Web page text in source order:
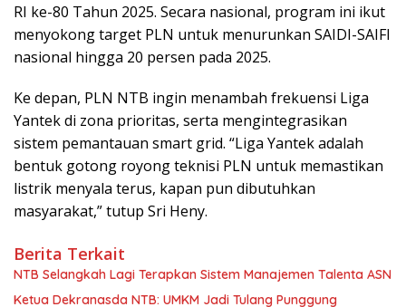
RI ke-80 Tahun 2025. Secara nasional, program ini ikut
menyokong target PLN untuk menurunkan SAIDI-SAIFI
nasional hingga 20 persen pada 2025.
Ke depan, PLN NTB ingin menambah frekuensi Liga
Yantek di zona prioritas, serta mengintegrasikan
sistem pemantauan smart grid. “Liga Yantek adalah
bentuk gotong royong teknisi PLN untuk memastikan
listrik menyala terus, kapan pun dibutuhkan
masyarakat,” tutup Sri Heny.
Berita Terkait
NTB Selangkah Lagi Terapkan Sistem Manajemen Talenta ASN
Ketua Dekranasda NTB: UMKM Jadi Tulang Punggung